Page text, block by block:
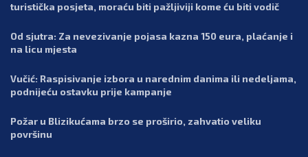
turistička posjeta, moraću biti pažljiviji kome ću biti vodič
Od sjutra: Za nevezivanje pojasa kazna 150 eura, plaćanje i
na licu mjesta
Vučić: Raspisivanje izbora u narednim danima ili nedeljama,
podnijeću ostavku prije kampanje
Požar u Blizikućama brzo se proširio, zahvatio veliku
površinu